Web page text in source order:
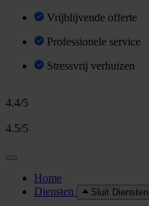
Vrijblijvende offerte
Professionele service
Stressvrij verhuizen
4.4/5
4.5/5
Home
Diensten
Sluit Diensten